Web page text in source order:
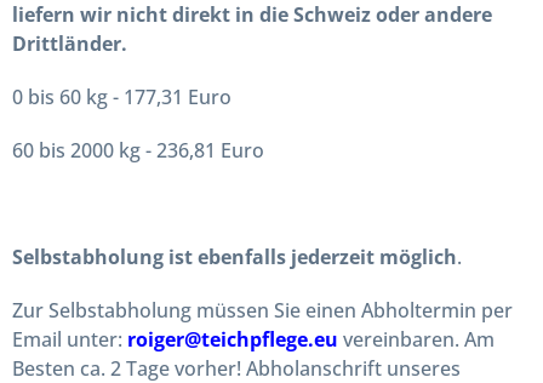
liefern wir nicht direkt in die Schweiz oder andere
Drittländer.
0 bis 60 kg - 177,31 Euro
60 bis 2000 kg - 236,81 Euro
Selbstabholung ist ebenfalls jederzeit möglich.
Zur Selbstabholung müssen Sie einen Abholtermin per
Email unter: roiger@teichpflege.eu vereinbaren. Am
Besten ca. 2 Tage vorher! Abholanschrift unseres